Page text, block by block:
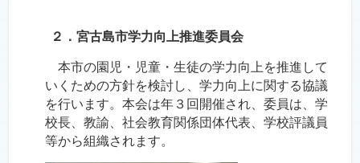
２．宮古島市学力向上推進委員会
本市の園児・児童・生徒の学力向上を推進して
いくための方針を検討し、学力向上に関する協議
を行います。本会は年３回開催され、委員は、学
校長、教諭、社会教育関係団体代表、学校評議員
等から組織されます。